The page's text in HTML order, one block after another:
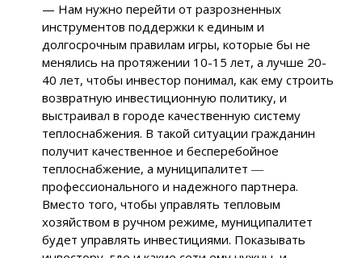
— Нам нужно перейти от разрозненных
инструментов поддержки к единым и
долгосрочным правилам игры, которые бы не
менялись на протяжении 10-15 лет, а лучше 20-
40 лет, чтобы инвестор понимал, как ему строить
возвратную инвестиционную политику, и
выстраивал в городе качественную систему
теплоснабжения. В такой ситуации гражданин
получит качественное и бесперебойное
теплоснабжение, а муниципалитет ―
профессионального и надежного партнера.
Вместо того, чтобы управлять тепловым
хозяйством в ручном режиме, муниципалитет
будет управлять инвестициями. Показывать